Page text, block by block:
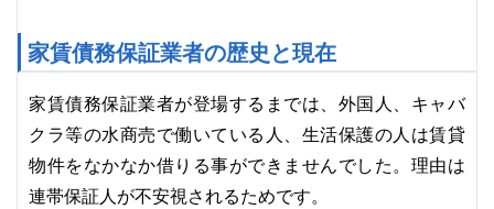
家賃債務保証業者の歴史と現在
家賃債務保証業者が登場するまでは、外国人、キャバ
クラ等の水商売で働いている人、生活保護の人は賃貸
物件をなかなか借りる事ができませんでした。理由は
連帯保証人が不安視されるためです。